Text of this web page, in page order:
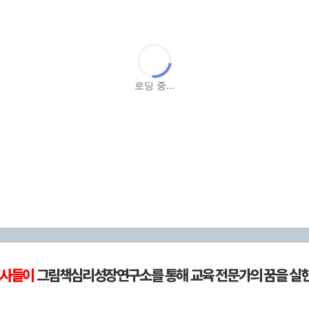
로딩 중...
들이그림책심리성장연구소를 통해 교육 전문가의 꿈을 실